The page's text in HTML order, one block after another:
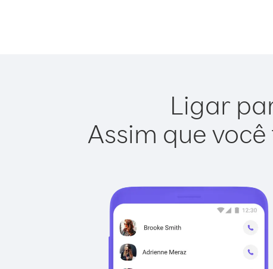
Ligar
Assim que